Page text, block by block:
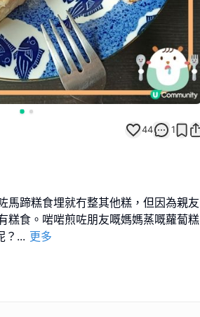
44 1
馬蹄糕食埋就冇整其他糕，但因為親友
糕食。啱啱煎咗朋友嘅媽媽蒸嘅蘿蔔糕
？ ... 更多